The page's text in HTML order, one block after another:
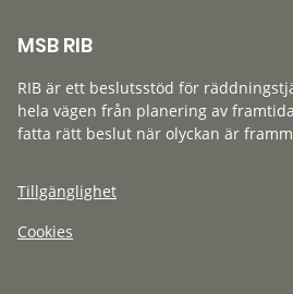
MSB RIB
RIB är ett beslutsstöd för
hela vägen från planering av
fatta rätt beslut när olyckan är
Tillgänglighet
Cookies